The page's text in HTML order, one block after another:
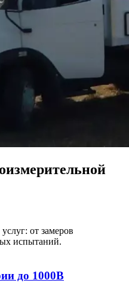
от замеров
испытаний.
до 1000В